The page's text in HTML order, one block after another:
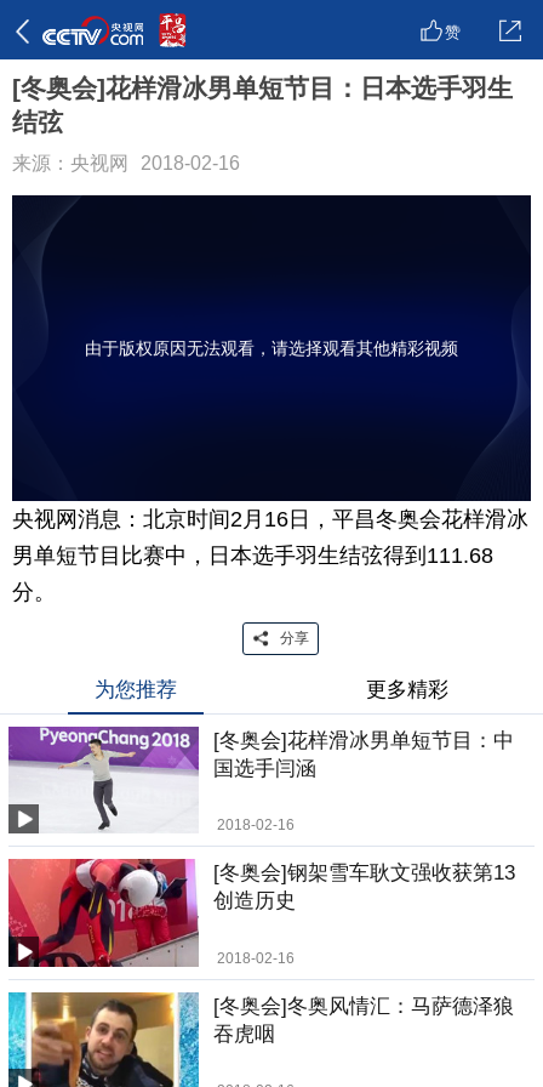
赞
[冬奥会]花样滑冰男单短节目：日本选手羽生
结弦
来源：央视网 2018-02-16
由于版权原因无法观看，请选择观看其他精彩视频
央视网消息：北京时间2月16日，平昌冬奥会花样滑冰
男单短节目比赛中，日本选手羽生结弦得到111.68
分。
分享
为您推荐 更多精彩
[冬奥会]花样滑冰男单短节目：中
国选手闫涵
2018-02-16
[冬奥会]钢架雪车耿文强收获第13
创造历史
2018-02-16
[冬奥会]冬奥风情汇：马萨德泽狼
吞虎咽